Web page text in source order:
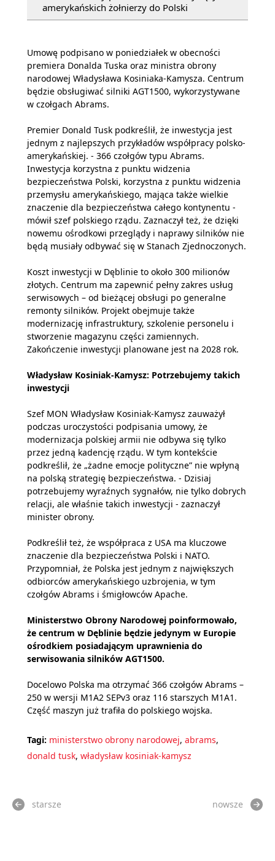
amerykańskich żołnierzy do Polski
Umowę podpisano w poniedziałek w obecności
premiera Donalda Tuska oraz ministra obrony
narodowej Władysława Kosiniaka-Kamysza. Centrum
będzie obsługiwać silniki AGT1500, wykorzystywane
w czołgach Abrams.
Premier Donald Tusk podkreślił, że inwestycja jest
jednym z najlepszych przykładów współpracy polsko-
amerykańskiej. - 366 czołgów typu Abrams.
Inwestycja korzystna z punktu widzenia
bezpieczeństwa Polski, korzystna z punktu widzenia
przemysłu amerykańskiego, mająca także wielkie
znaczenie dla bezpieczeństwa całego kontynentu -
mówił szef polskiego rządu. Zaznaczył też, że dzięki
nowemu ośrodkowi przeglądy i naprawy silników nie
będą musiały odbywać się w Stanach Zjednoczonych.
Koszt inwestycji w Dęblinie to około 300 milionów
złotych. Centrum ma zapewnić pełny zakres usług
serwisowych – od bieżącej obsługi po generalne
remonty silników. Projekt obejmuje także
modernizację infrastruktury, szkolenie personelu i
stworzenie magazynu części zamiennych.
Zakończenie inwestycji planowane jest na 2028 rok.
Władysław Kosiniak-Kamysz: Potrzebujemy takich
inwestycji
Szef MON Władysław Kosiniak-Kamysz zauważył
podczas uroczystości podpisania umowy, że
modernizacja polskiej armii nie odbywa się tylko
przez jedną kadencję rządu. W tym kontekście
podkreślił, że „żadne emocje polityczne” nie wpłyną
na polską strategię bezpieczeństwa. - Dzisiaj
potrzebujemy wyraźnych sygnałów, nie tylko dobrych
relacji, ale właśnie takich inwestycji - zaznaczył
minister obrony.
Podkreślił też, że współpraca z USA ma kluczowe
znaczenie dla bezpieczeństwa Polski i NATO.
Przypomniał, że Polska jest jednym z największych
odbiorców amerykańskiego uzbrojenia, w tym
czołgów Abrams i śmigłowców Apache.
Ministerstwo Obrony Narodowej poinformowało,
że centrum w Dęblinie będzie jedynym w Europie
ośrodkiem posiadającym uprawnienia do
serwisowania silników AGT1500.
Docelowo Polska ma otrzymać 366 czołgów Abrams –
250 w wersji M1A2 SEPv3 oraz 116 starszych M1A1.
Część maszyn już trafiła do polskiego wojska.
Tagi: ministerstwo obrony narodowej, abrams,
donald tusk, władysław kosiniak-kamysz
starsze nowsze